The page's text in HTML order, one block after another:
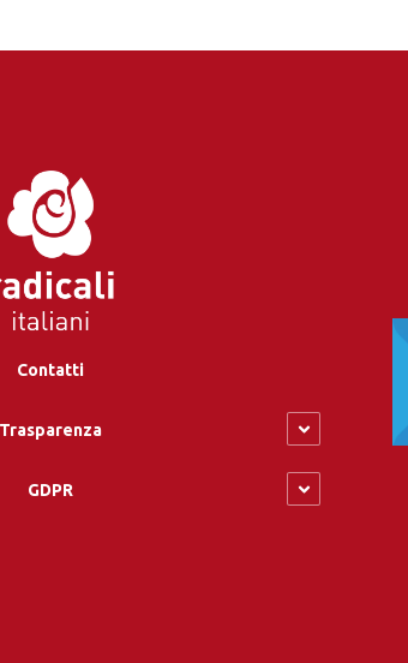
Contatti
Trasparenza
GDPR